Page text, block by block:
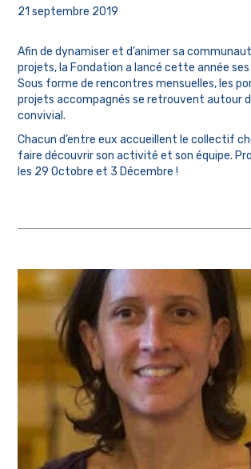
21 septembre 2019
Afin de dynamiser et d’animer sa
projets, la Fondation a lancé cette année
Sous forme de rencontres mensuelles, les
projets accompagnés se retrouvent autour
convivial.
Chacun d’entre eux accueillent le collectif
faire découvrir son activité et son équipe.
les 29 Octobre et 3 Décembre !